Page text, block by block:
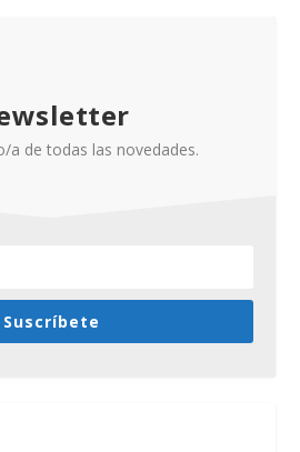
a de todas las novedades.
Suscríbete